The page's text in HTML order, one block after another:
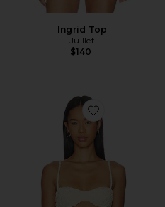
Ingrid Top
Juillet
$140
Favorite Ingrid Top